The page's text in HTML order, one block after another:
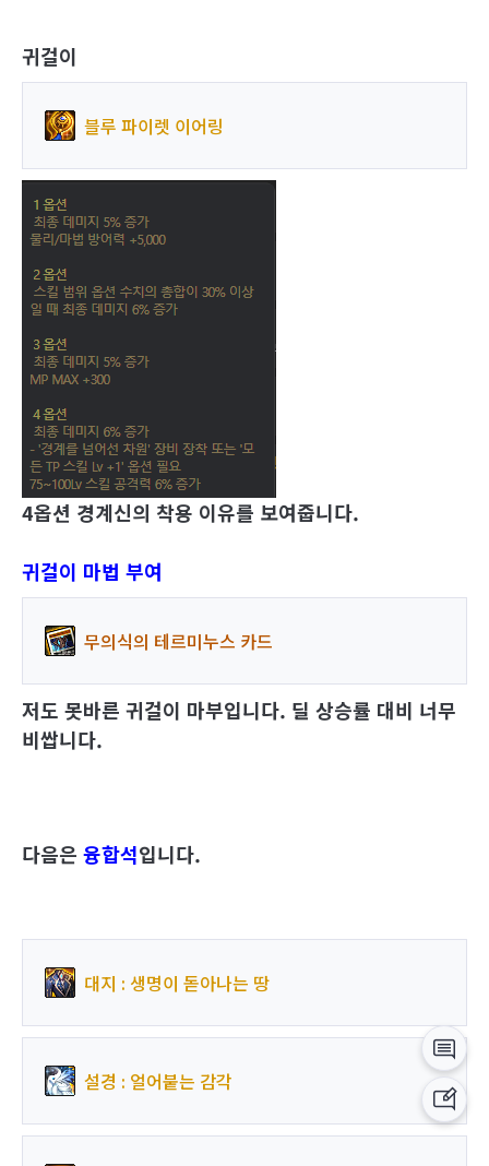
귀걸이
블루 파이렛 이어링
4옵션 경계신의 착용 이유를 보여줍니다.
귀걸이 마법 부여
무의식의 테르미누스 카드
저도 못바른 귀걸이 마부입니다. 딜 상승률 대비 너무
비쌉니다.
다음은 융합석입니다.
대지 : 생명이 돋아나는 땅
설경 : 얼어붙는 감각